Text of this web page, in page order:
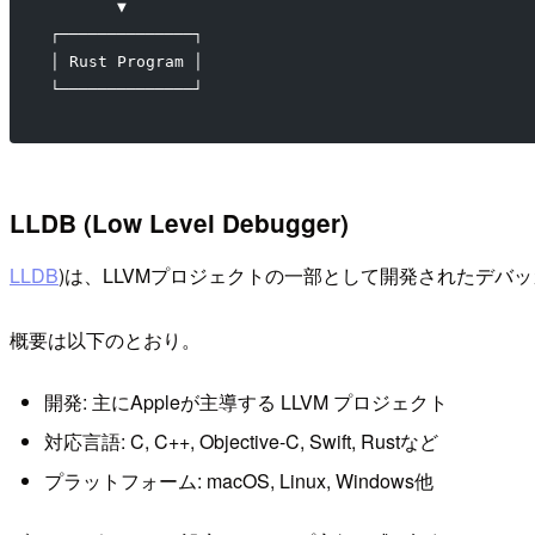
       ▼
┌──────────────┐
│ Rust Program │
└──────────────┘
LLDB (Low Level Debugger)
LLDB)は、LLVMプロジェクトの一部として開発されたデバッ
概要は以下のとおり。
開発: 主にAppleが主導する LLVM プロジェクト
対応言語: C, C++, Objective-C, Swift, Rustなど
プラットフォーム: macOS, Linux, Windows他